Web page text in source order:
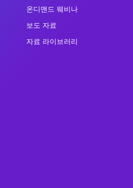
온디맨드 웨비나
보도 자료
자료 라이브러리